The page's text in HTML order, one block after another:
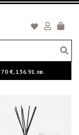
70 €,136.91 лв.